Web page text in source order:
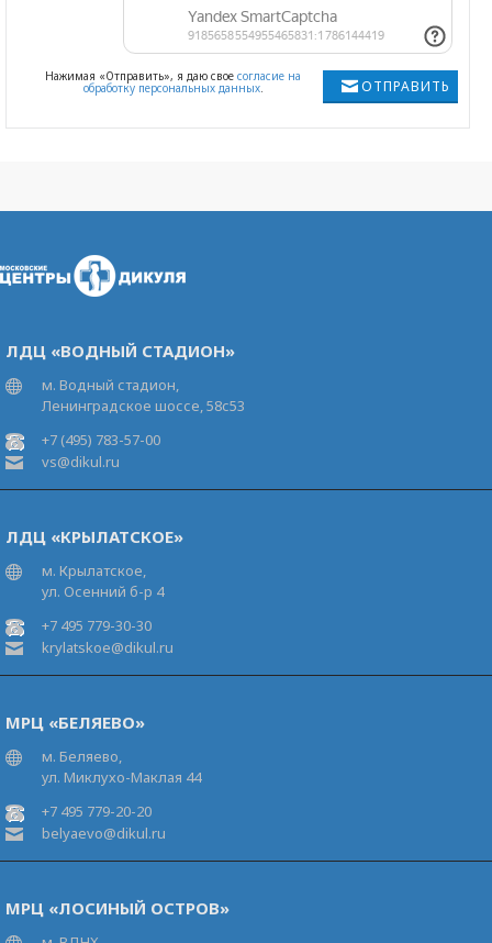
ОТПРАВИТЬ
Нажимая «Отправить», я даю свое согласие на
обработку персональных данных.
ЛДЦ «ВОДНЫЙ СТАДИОН»
м. Водный стадион,
Ленинградское шоссе, 58с53
+7 (495) 783-57-00
vs@dikul.ru
ЛДЦ «КРЫЛАТСКОЕ»
м. Крылатское,
ул. Осенний б-р 4
+7 495 779-30-30
krylatskoe@dikul.ru
МРЦ «БЕЛЯЕВО»
м. Беляево,
ул. Миклухо-Маклая 44
+7 495 779-20-20
belyaevo@dikul.ru
МРЦ «ЛОСИНЫЙ ОСТРОВ»